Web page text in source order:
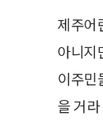
제주어
아니지
이주민
을 거